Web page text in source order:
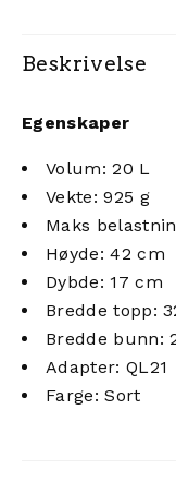
Beskrivelse
Egenskaper
Volum: 20 L
Vekte: 925 g
Maks
Høyde: 42 cm
Dybde: 17 cm
Bredde topp:
Bredde bunn:
Adapter: QL21
Farge: Sort